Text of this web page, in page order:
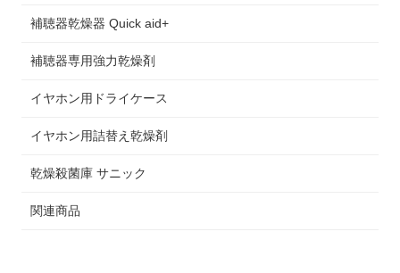
補聴器乾燥器 Quick aid+
補聴器専用強力乾燥剤
イヤホン用ドライケース
イヤホン用詰替え乾燥剤
乾燥殺菌庫 サニック
関連商品